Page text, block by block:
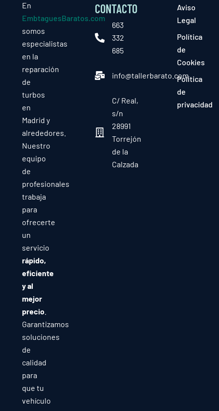
En
EmbtaguesBaratos.com
somos
especialistas
en la
reparación
de
turbos
en
Madrid y
alrededores.
Nuestro
equipo
de
profesionales
trabaja
para
ofrecerte
un
servicio
rápido,
eficiente
y al
mejor
precio.
Garantizamos
soluciones
de
calidad
para
que tu
vehículo
CONTACTO
663
332
685
info@tallerbarato.com
C/ Real,
s/n
28991
Torrejón
de la
Calzada
Aviso
Legal
Política
de
Cookies
Política
de
privacidad